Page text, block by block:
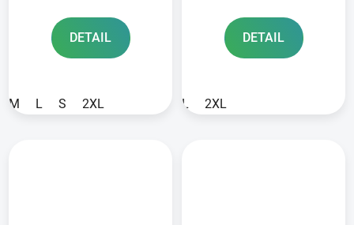
čierna/modrá/červená
2025
DETAIL
M L S 2XL
DETAIL
L 2XL